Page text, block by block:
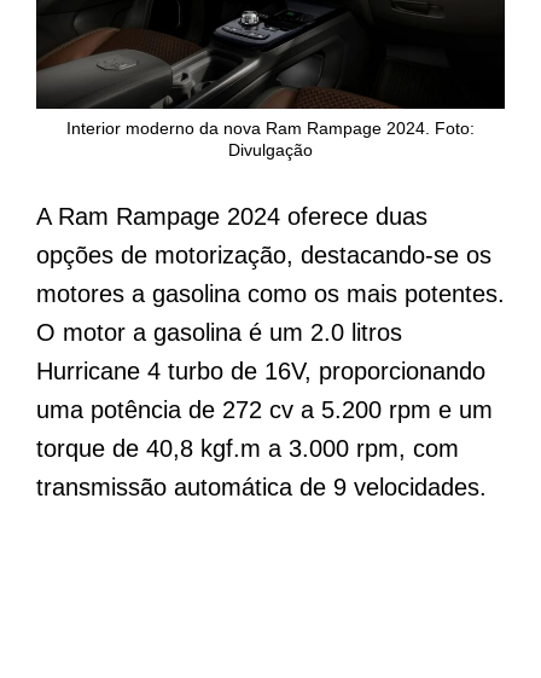
Interior moderno da nova Ram Rampage 2024. Foto:
Divulgação
A Ram Rampage 2024 oferece duas
opções de motorização, destacando-se os
motores a gasolina como os mais potentes.
O motor a gasolina é um 2.0 litros
Hurricane 4 turbo de 16V, proporcionando
uma potência de 272 cv a 5.200 rpm e um
torque de 40,8 kgf.m a 3.000 rpm, com
transmissão automática de 9 velocidades.